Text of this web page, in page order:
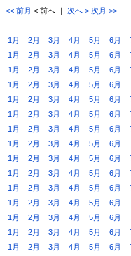
<< 前月 < 前へ ｜ 次へ > 次月 >>
1月 2月 3月 4月 5月 6月
1月 2月 3月 4月 5月 6月
1月 2月 3月 4月 5月 6月
1月 2月 3月 4月 5月 6月
1月 2月 3月 4月 5月 6月
1月 2月 3月 4月 5月 6月
1月 2月 3月 4月 5月 6月
1月 2月 3月 4月 5月 6月
1月 2月 3月 4月 5月 6月
1月 2月 3月 4月 5月 6月
1月 2月 3月 4月 5月 6月
1月 2月 3月 4月 5月 6月
1月 2月 3月 4月 5月 6月
1月 2月 3月 4月 5月 6月
1月 2月 3月 4月 5月 6月